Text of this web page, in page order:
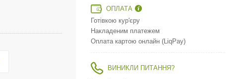
ОПЛАТА
Готівкою кур'єру
Накладеним платежем
Оплата картою онлайн (LiqPay)
ВИНИКЛИ ПИТАННЯ?